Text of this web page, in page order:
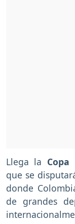
Llega la
que se
donde
de grandes